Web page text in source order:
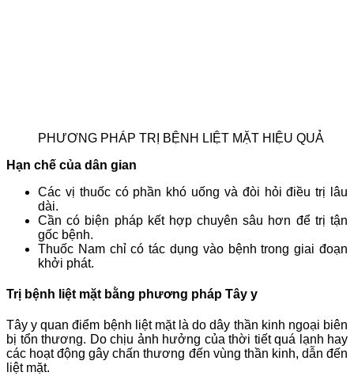
PHƯƠNG PHÁP TRỊ BỆNH LIỆT MẶT HIỆU QUẢ
Hạn chế của dân gian
Các vị thuốc có phần khó uống và đòi hỏi điều trị lâu
dài.
Cần có biện pháp kết hợp chuyên sâu hơn để trị tận
gốc bệnh.
Thuốc Nam chỉ có tác dụng vào bệnh trong giai đoạn
khởi phát.
Trị bệnh liệt mặt bằng phương pháp Tây y
Tây y quan điểm bệnh liệt mặt là do dây thần kinh ngoại biên
bị tổn thương. Do chịu ảnh hưởng của thời tiết quá lạnh hay
các hoạt động gây chấn thương đến vùng thần kinh, dẫn đến
liệt mặt.